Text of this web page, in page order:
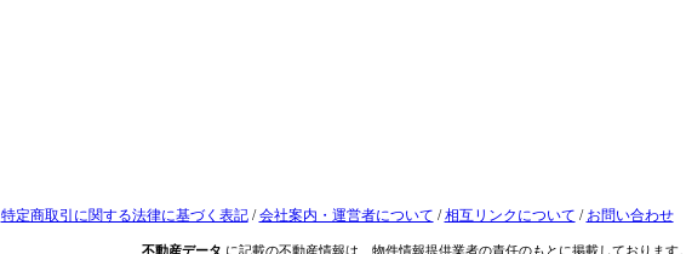
特定商取引に関する法律に基づく表記/会社案内・運営者について /相互リンクについて / お問い合わせ
不動産データ に記載の不動産情報は、物件情報提供業者の責任のもとに掲載しております。